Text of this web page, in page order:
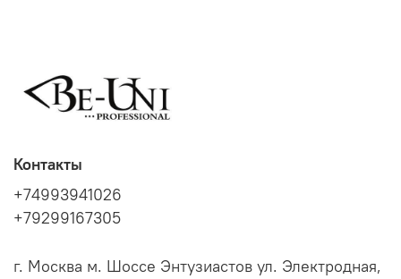
Контакты
+74993941026
+79299167305
г. Москва м. Шоссе Энтузиастов ул. Электродная,